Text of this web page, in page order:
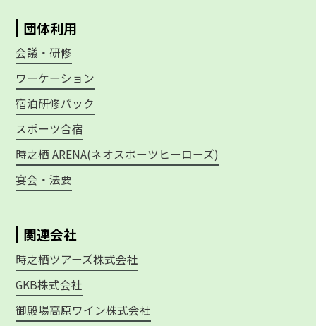
団体利用
会議・研修
ワーケーション
宿泊研修パック
スポーツ合宿
時之栖 ARENA(ネオスポーツヒーローズ)
宴会・法要
関連会社
時之栖ツアーズ株式会社
GKB株式会社
御殿場高原ワイン株式会社